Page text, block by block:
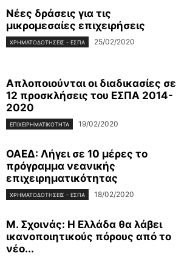
Νέες δράσεις για τις
μικρομεσαίες επιχειρήσεις
ΧΡΗΜΑΤΟΔΟΤΉΣΕΙΣ - ΕΣΠΑ 25/02/2020
Απλοποιούνται οι διαδικασίες σε
12 προσκλήσεις του ΕΣΠΑ 2014-
2020
ΕΠΙΧΕΙΡΗΜΑΤΙΚΌΤΗΤΑ 19/02/2020
ΟΑΕΔ: Λήγει σε 10 μέρες το
πρόγραμμα νεανικής
επιχειρηματικότητας
ΧΡΗΜΑΤΟΔΟΤΉΣΕΙΣ - ΕΣΠΑ 18/02/2020
Μ. Σχοινάς: Η Ελλάδα θα λάβει
ικανοποιητικούς πόρους από το
νέο...